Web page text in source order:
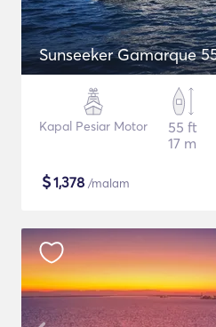
Sunseeker Gamarque
Kapal Pesiar Motor
55 ft
17 m
$1,378 /malam